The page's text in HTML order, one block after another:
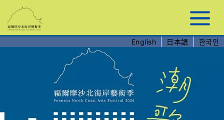
要
內
English 日本語 한국인